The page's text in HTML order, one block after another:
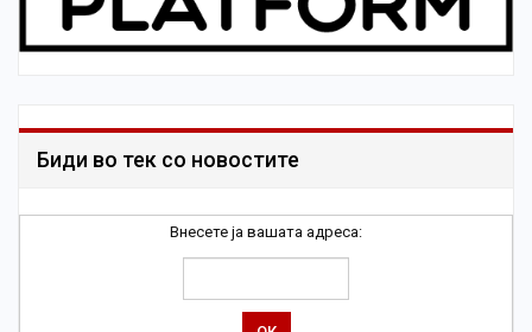
Биди во тек со новостите
Внесете ја вашата адреса: